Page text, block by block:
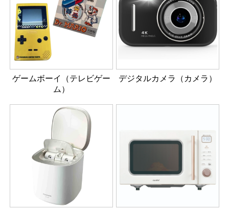
ゲームボーイ（テレビゲー
ム）
デジタルカメラ（カメラ）